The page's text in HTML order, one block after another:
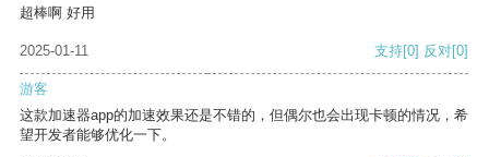
超棒啊 好用
2025-01-11 支持[0] 反对[0]
游客
这款加速器app的加速效果还是不错的，但偶尔也会出现卡顿的情况，希
望开发者能够优化一下。